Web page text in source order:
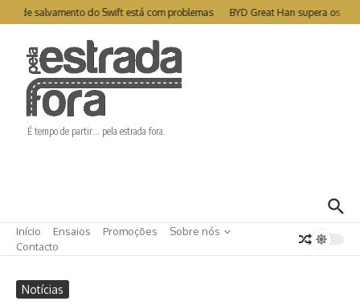
Ir para o conteúdo
de salvamento do Swift está com problemas BYD Great Han supera os
É tempo de partir… pela estrada fora.
Início Ensaios Promoções
Sobre nós
Contacto
Notícias